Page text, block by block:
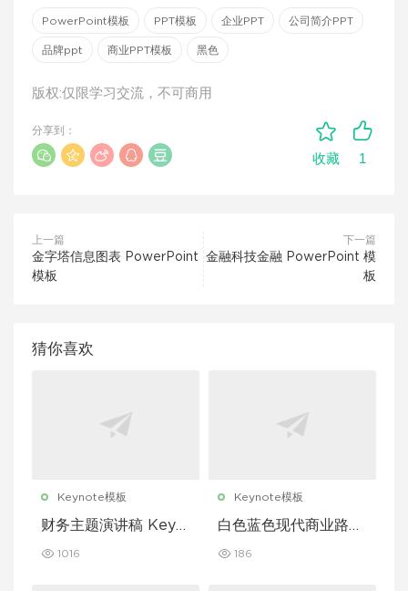
PowerPoint模板 PPT模板 企业PPT 公司简介PPT
品牌ppt 商业PPT模板 黑色
版权:仅限学习交流，不可商用
收藏 1
分享到：
上一篇
金字塔信息图表 PowerPoint
模板
下一篇
金融科技金融 PowerPoint 模
板
猜你喜欢
Keynote模板
财务主题演讲稿 Keyn
1016
Keynote模板
白色蓝色现代商业路演
板
186